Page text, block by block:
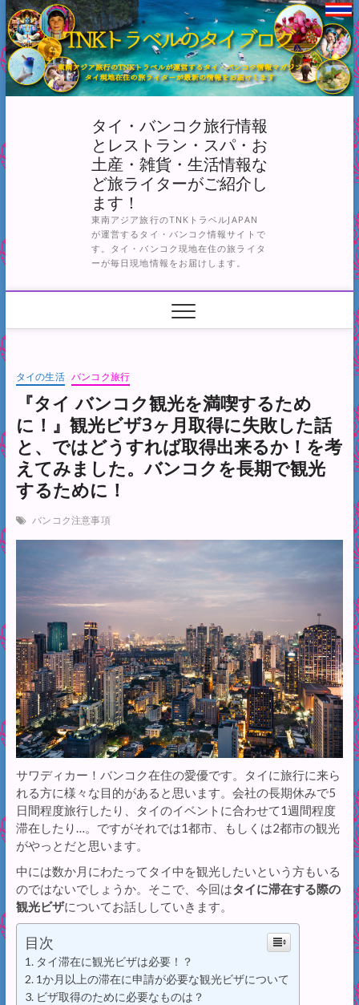
Skip
to
content
タイ・バンコク旅行情報
とレストラン・スパ・お
土産・雑貨・生活情報な
ど旅ライターがご紹介し
ます！
東南アジア旅行のTNKトラベルJAPAN
が運営するタイ・バンコク情報サイトで
す。タイ・バンコク現地在住の旅ライタ
ーが毎日現地情報をお届けします。
タイの生活 バンコク旅行
『タイ バンコク観光を満喫するため
に！』観光ビザ3ヶ月取得に失敗した話
と、ではどうすれば取得出来るか！を考
えてみました。バンコクを長期で観光
するために！
バンコク注意事項
サワディカー！バンコク在住の愛優です。タイに旅行に来ら
れる方に様々な目的があると思います。会社の長期休みで5
日間程度旅行したり、タイのイベントに合わせて1週間程度
滞在したり…。ですがそれでは1都市、もしくは2都市の観光
がやっとだと思います。
中には数か月にわたってタイ中を観光したいという方もいる
のではないでしょうか。そこで、今回はタイに滞在する際の
観光ビザについてお話ししていきます。
目次
タイ滞在に観光ビザは必要！？
1か月以上の滞在に申請が必要な観光ビザについて
ビザ取得のために必要なものは？